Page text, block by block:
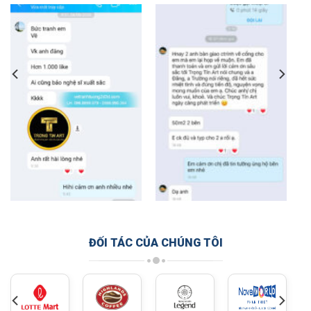
ĐỐI TÁC CỦA CHÚNG TÔI